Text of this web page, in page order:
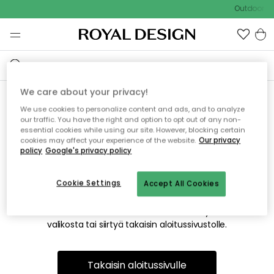
Outdoor
Emme valitettavasti löydä
etsimääsi sivua
Tämä voi johtua siitä, että sivua ei enää ole tai siitä, että se
on siirretty muualle. Pahoittelemme tästä mahdollisesti
valikosta tai siirtyä takaisin aloitussivustolle.
Takaisin aloitussivulle
We care about your privacy!
We use cookies to personalize content and ads, and to analyze
our traffic. You have the right and option to opt out of any non-
essential cookies while using our site. However, blocking certain
cookies may affect your experience of the website. Our privacy
policy Google's privacy policy
Accept All Cookies
Cookie Settings